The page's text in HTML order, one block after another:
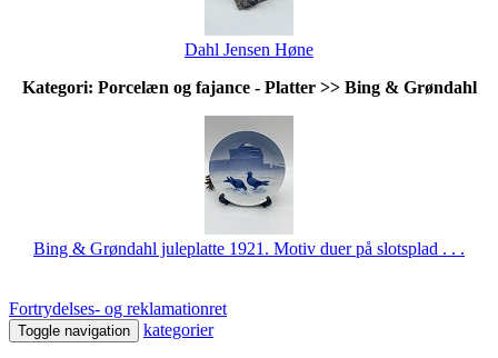
Dahl Jensen Høne
Kategori: Porcelæn og fajance - Platter >> Bing & Grøndahl
Bing & Grøndahl juleplatte 1921. Motiv duer på slotsplad . . .
Fortrydelses- og reklamationret
Toggle navigation kategorier